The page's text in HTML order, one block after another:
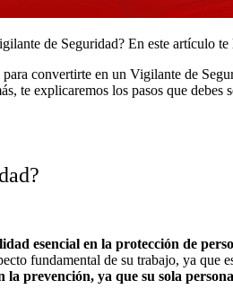
de Seguridad? En este artículo
convertirte en un Vigilante de
te explicaremos los pasos que
esencial en la protección de
fundamental de su trabajo, ya
prevención, ya que su sola